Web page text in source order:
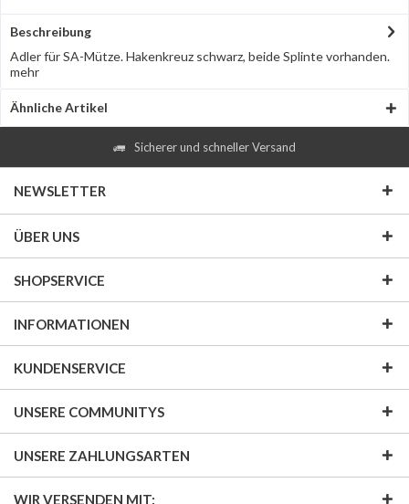
Beschreibung
Adler für SA-Mütze. Hakenkreuz schwarz, beide Splinte vorhanden.
mehr
Ähnliche Artikel
Sicherer und schneller Versand
NEWSLETTER
ÜBER UNS
SHOPSERVICE
INFORMATIONEN
KUNDENSERVICE
UNSERE COMMUNITYS
UNSERE ZAHLUNGSARTEN
WIR VERSENDEN MIT: